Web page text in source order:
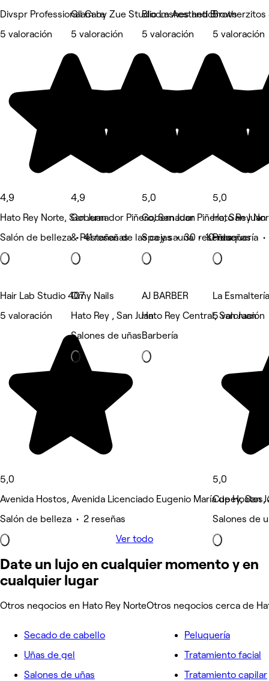
Divspr Professional Care
5 valoración
4,9
Hato Rey Norte, San Juan
Salón de belleza • 41 reseñas
Glam by Zue Studio Lashes and Brows
5 valoración
4,9
Gobernador Piñero, San Juan
& Pestañas de las cejas • 30 reseñas
Bloom Aesthetic
5 valoración
5,0
Gobernador Piñero, San Juan
Spa y sauna • 10 reseñas
Brotherzitos
5 valoración
5,0
Hato Rey
Peluquería
Hair Lab Studio 407
5 valoración
5,0
Avenida Hostos, Avenida Licenciado Eugenio María de Hostos,
Salón de belleza • 2 reseñas
Omy Nails
Hato Rey , San Juan
Salones de uñas
AJ BARBER
Hato Rey Central, San Juan
Barbería
La Esmaltería
5 valoración
5,0
Cupey, San
Salones de
Ver todo
Date un lujo en cualquier momento y en
cualquier lugar
Otros negocios en Hato Rey NorteOtros negocios cerca de
Secado de cabello
Uñas de gel
Salones de uñas
Peluquería
Tratamiento facial
Tratamiento capilar